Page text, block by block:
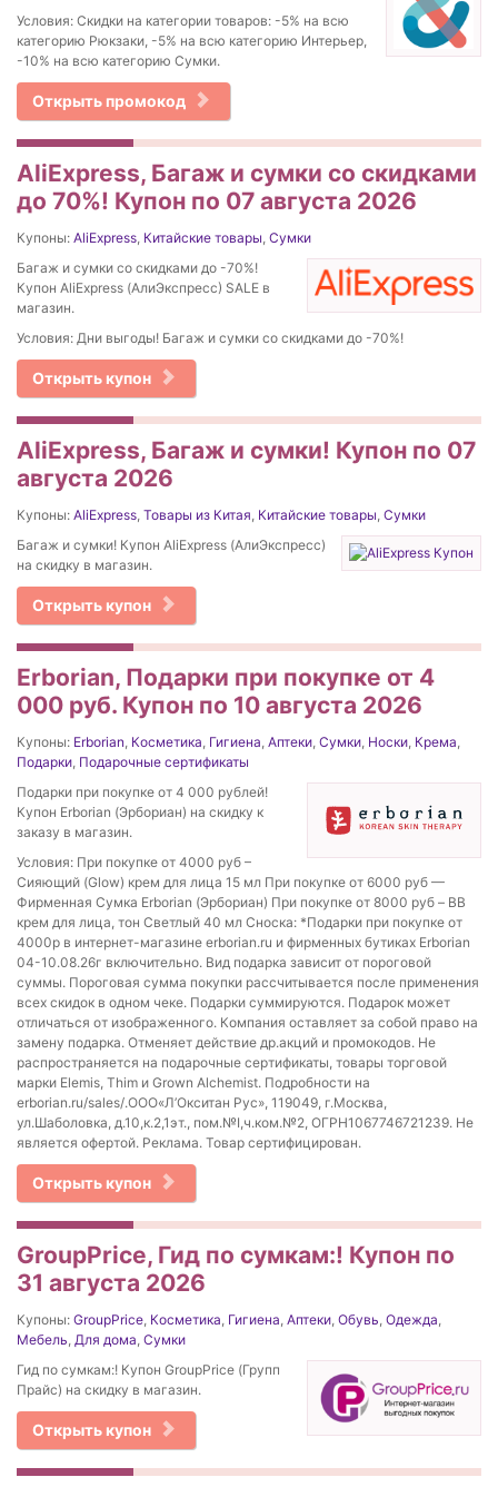
Условия: Скидки на категории товаров: -5% на всю
категорию Рюкзаки, -5% на всю категорию Интерьер,
-10% на всю категорию Сумки.
Открыть промокод
AliExpress, Багаж и сумки со скидками
до 70%! Купон по 07 августа 2026
Купоны: AliExpress, Китайские товары, Сумки
Багаж и сумки со скидками до -70%!
Купон AliExpress (АлиЭкспресс) SALE в
магазин.
Условия: Дни выгоды! Багаж и сумки со скидками до -70%!
Открыть купон
AliExpress, Багаж и сумки! Купон по 07
августа 2026
Купоны: AliExpress, Товары из Китая, Китайские товары, Сумки
Багаж и сумки! Купон AliExpress (АлиЭкспресс)
на скидку в магазин.
Открыть купон
Erborian, Подарки при покупке от 4
000 руб. Купон по 10 августа 2026
Купоны: Erborian, Косметика, Гигиена, Аптеки, Сумки, Носки, Крема,
Подарки, Подарочные сертификаты
Подарки при покупке от 4 000 рублей!
Купон Erborian (Эрбориан) на скидку к
заказу в магазин.
Условия: При покупке от 4000 руб –
Сияющий (Glow) крем для лица 15 мл При покупке от 6000 руб —
Фирменная Сумка Erborian (Эрбориан) При покупке от 8000 руб – BB
крем для лица, тон Светлый 40 мл Сноска: *Подарки при покупке от
4000р в интернет-магазине erborian.ru и фирменных бутиках Erborian
04-10.08.26г включительно. Вид подарка зависит от пороговой
суммы. Пороговая сумма покупки рассчитывается после применения
всех скидок в одном чеке. Подарки суммируются. Подарок может
отличаться от изображенного. Компания оставляет за собой право на
замену подарка. Отменяет действие др.акций и промокодов. Не
распространяется на подарочные сертификаты, товары торговой
марки Elemis, Thim и Grown Alchemist. Подробности на
erborian.ru/sales/.ООО«Л’Окситан Рус», 119049, г.Москва,
ул.Шаболовка, д.10,к.2,1эт., пом.№I,ч.ком.№2, ОГРН1067746721239. Не
является офертой. Реклама. Товар сертифицирован.
Открыть купон
GroupPrice, Гид по сумкам:! Купон по
31 августа 2026
Купоны: GroupPrice, Косметика, Гигиена, Аптеки, Обувь, Одежда,
Мебель, Для дома, Сумки
Гид по сумкам:! Купон GroupPrice (Групп
Прайс) на скидку в магазин.
Открыть купон